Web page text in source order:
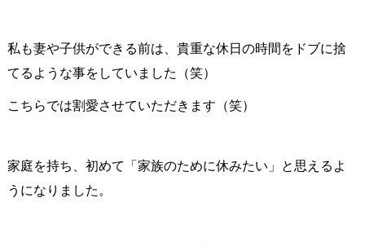
私も妻や子供ができる前は、貴重な休日の時間をドブに捨
てるような事をしていました（笑）
こちらでは割愛させていただきます（笑）
家庭を持ち、初めて「家族のために休みたい」と思えるよ
うになりました。